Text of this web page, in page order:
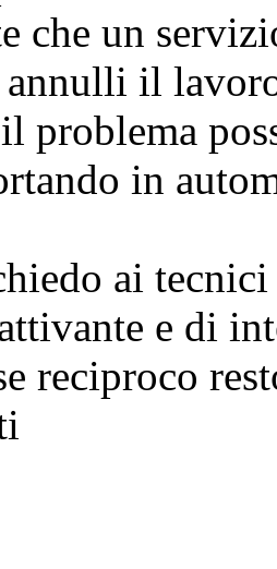
che un
il
problema
in
ai
e di
reciproco